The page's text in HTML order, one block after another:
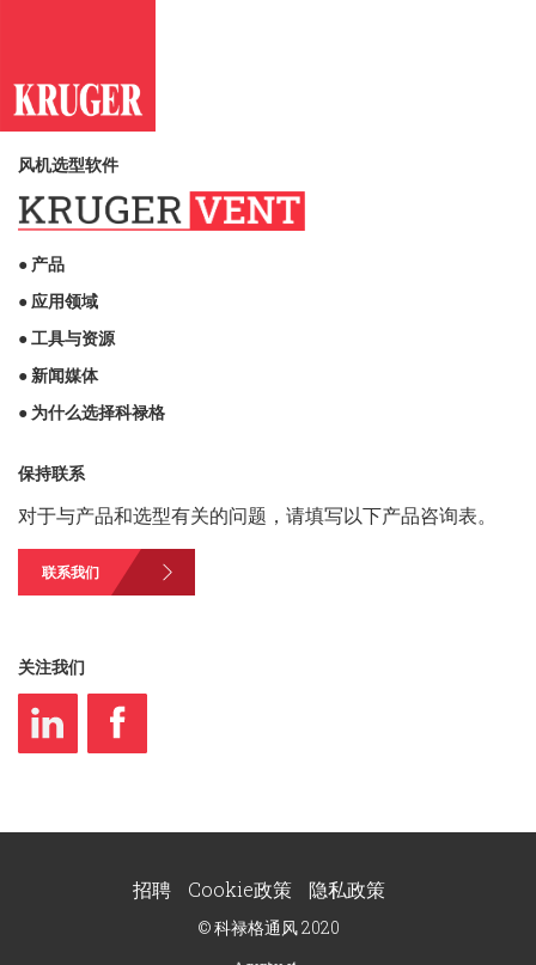
风机选型软件
● 产品
● 应用领域
● 工具与资源
● 新闻媒体
● 为什么选择科禄格
保持联系
对于与产品和选型有关的问题，请填写以下产品咨询表。
联系我们
关注我们
招聘 Cookie政策 隐私政策
© 科禄格通风 2020